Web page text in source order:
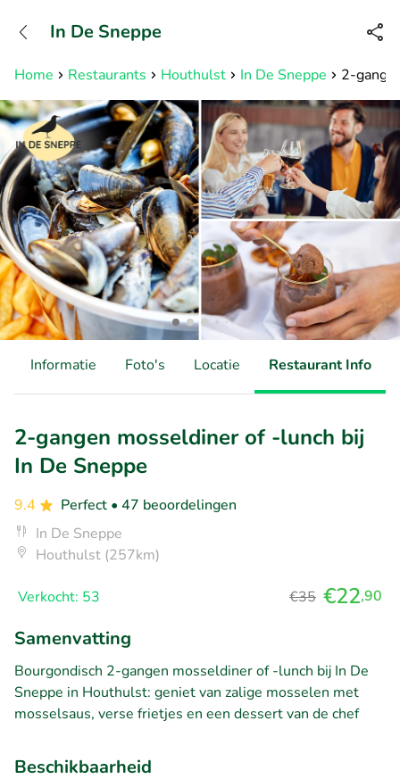
Bereikbaar tot 23:00 uur
Home Restaurants Houthulst In De Sneppe 2-
In De Sneppe
Informatie Foto's Locatie Restaurant Info
2-gangen mosseldiner of -lunch bij
In De Sneppe
9.4 Perfect • 47 beoordelingen
In De Sneppe
Houthulst (257km)
Verkocht: 53 €35 €22,90
Samenvatting
Bourgondisch 2-gangen mosseldiner of -lunch bij In De
Sneppe in Houthulst: geniet van zalige mosselen met
mosselsaus, verse frietjes en een dessert van de chef
Beschikbaarheid